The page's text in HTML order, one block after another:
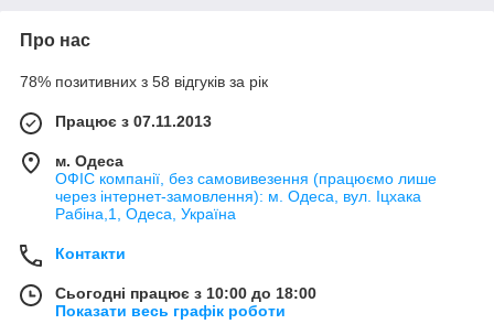
Про нас
78% позитивних з 58 відгуків за рік
Працює з 07.11.2013
м. Одеса
ОФІС компанії, без самовивезення (працюємо лише
через інтернет-замовлення): м. Одеса, вул. Іцхака
Рабіна,1, Одеса, Україна
Контакти
Сьогодні працює з 10:00 до 18:00
Показати весь графік роботи